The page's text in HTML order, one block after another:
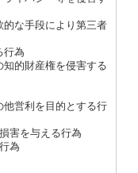
的な手段により第三者
行為
知的財産権を侵害する
他営利を目的とする行
害を与える行為
為